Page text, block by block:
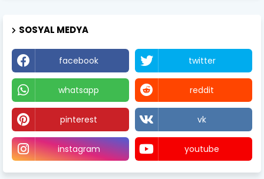
SOSYAL MEDYA
facebook twitter
whatsapp reddit
pinterest vk
instagram youtube